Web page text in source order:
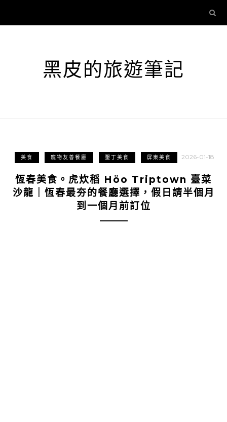
黑皮的旅遊筆記
美食 寵物友善餐廳 墾丁美食 屏東美食 2026-01-18
恆春美食。虎炊稻 Höo Triptown 臺菜
沙龍｜恆春最夯的餐廳選擇，假日請半個月
到一個月前訂位